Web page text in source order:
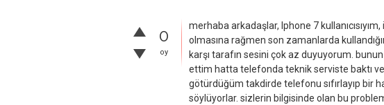
0
oy
merhaba arkadaşlar, Iphone 7
olmasına rağmen son zamanlarda
karşı tarafın sesini çok az duyuyorum.
ettim hatta telefonda teknik serviste baktı
götürdüğüm takdirde telefonu sıfırlayıp bir
söylüyorlar. sizlerin bilgisinde olan bu